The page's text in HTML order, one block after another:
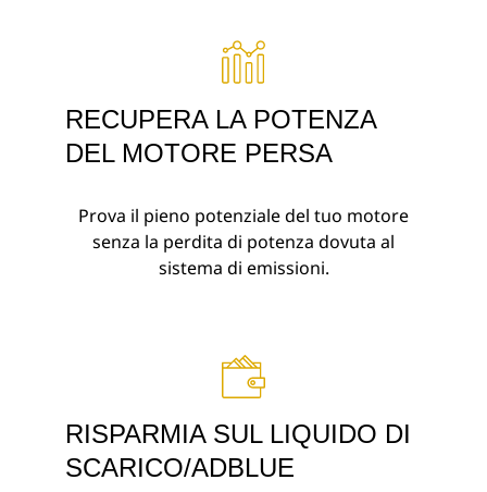
RECUPERA LA POTENZA
DEL MOTORE PERSA
Prova il pieno potenziale del tuo motore
senza la perdita di potenza dovuta al
sistema di emissioni.
RISPARMIA SUL LIQUIDO DI
SCARICO/ADBLUE